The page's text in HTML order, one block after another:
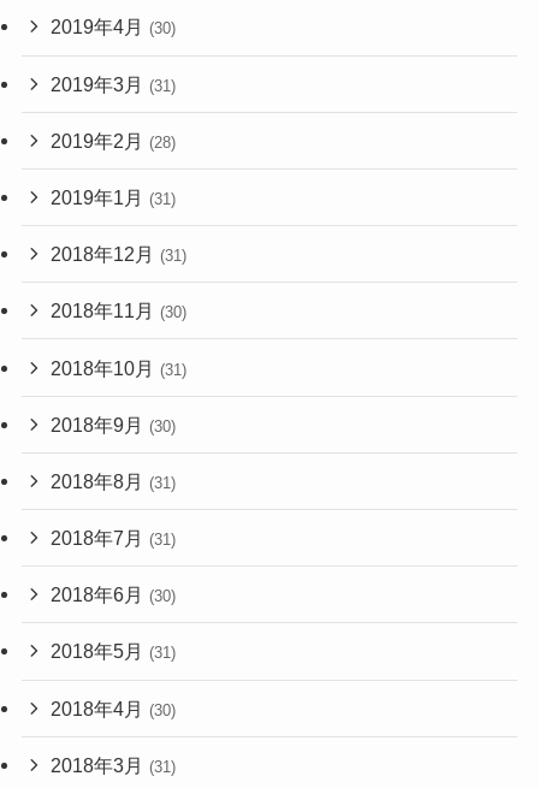
2019年4月 (30)
2019年3月 (31)
2019年2月 (28)
2019年1月 (31)
2018年12月 (31)
2018年11月 (30)
2018年10月 (31)
2018年9月 (30)
2018年8月 (31)
2018年7月 (31)
2018年6月 (30)
2018年5月 (31)
2018年4月 (30)
2018年3月 (31)